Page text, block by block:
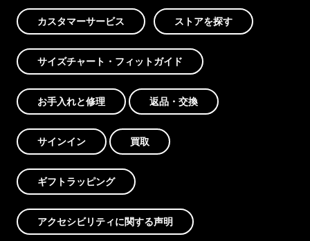
カスタマーサービス ストアを探す
サイズチャート・フィットガイド
お手入れと修理 返品・交換
サインイン 買取
ギフトラッピング
アクセシビリティに関する声明